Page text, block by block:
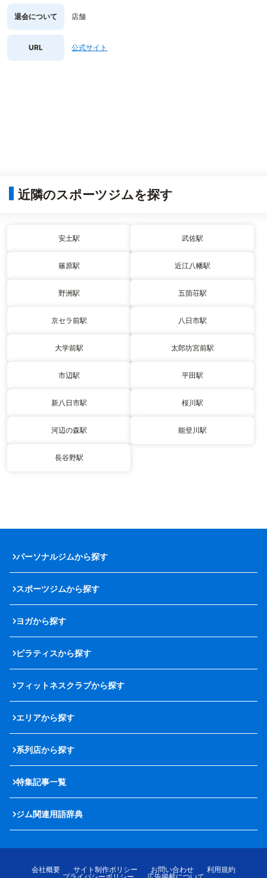
退会について 店舗
URL 公式サイト
近隣のスポーツジムを探す
安土駅 武佐駅
篠原駅 近江八幡駅
野洲駅 五箇荘駅
京セラ前駅 八日市駅
大学前駅 太郎坊宮前駅
市辺駅 平田駅
新八日市駅 桜川駅
河辺の森駅 能登川駅
長谷野駅
パーソナルジムから探す
スポーツジムから探す
ヨガから探す
ピラティスから探す
フィットネスクラブから探す
エリアから探す
系列店から探す
特集記事一覧
ジム関連用語辞典
会社概要 サイト制作ポリシー お問い合わせ
利用規約